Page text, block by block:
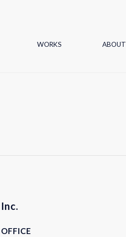
WORKS ABOUT